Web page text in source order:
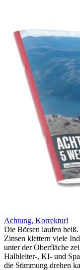
Achtung, Korrektur!
Die Börsen laufen
Zinsen klettern viele
unter der Oberfläche
Halbleiter-, KI- und
die Stimmung drehen